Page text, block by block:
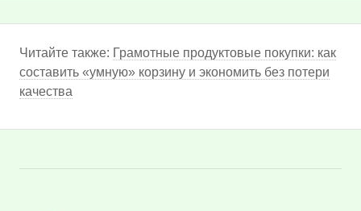
Читайте также: Грамотные продуктовые покупки: как
составить «умную» корзину и экономить без потери
качества